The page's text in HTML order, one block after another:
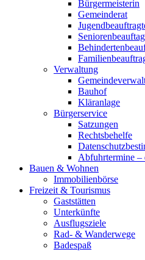
Bürgermeisterin
Gemeinderat
Verwaltung
Bauhof
Kläranlage
Bürgerservice
Satzungen
Rechtsbehelfe
Abfuhrtermine –
Bauen & Wohnen
Immobilienbörse
Freizeit & Tourismus
Gaststätten
Unterkünfte
Ausflugsziele
Rad- & Wanderwege
Badespaß